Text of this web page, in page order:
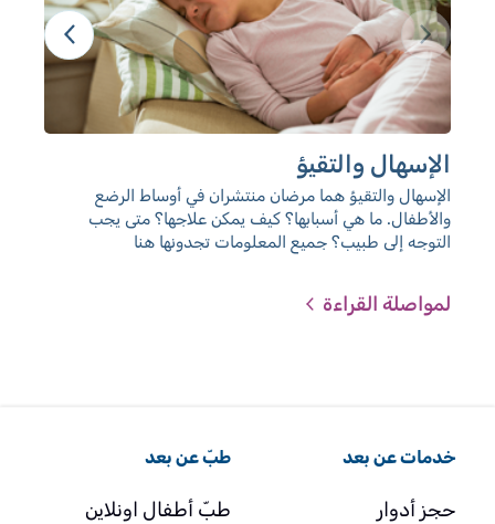
الإسهال والتقيؤ
الإسهال والتقيؤ هما مرضان منتشران في أوساط الرضع
والأطفال. ما هي أسبابها؟ كيف يمكن علاجها؟ متى يجب
التوجه إلى طبيب؟ جميع المعلومات تجدونها هنا
لمواصلة القراءة
خدمات عن بعد
حجز أدوار
طبّ عن بعد
طبّ أطفال اونلاين